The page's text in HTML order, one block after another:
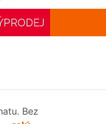
Bez